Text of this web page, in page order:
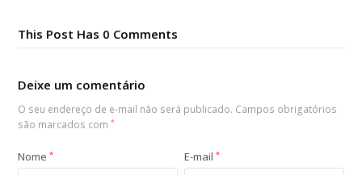
This Post Has 0 Comments
Deixe um comentário
O seu endereço de e-mail não será publicado. Campos obrigatórios
são marcados com*
Nome* E-mail*